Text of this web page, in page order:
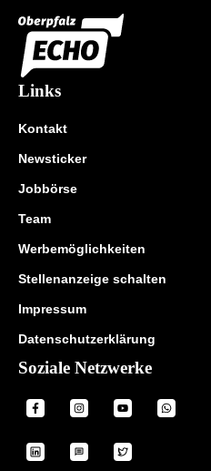
Links
Kontakt
Newsticker
Jobbörse
Team
Werbemöglichkeiten
Stellenanzeige schalten
Impressum
Datenschutzerklärung
Soziale Netzwerke